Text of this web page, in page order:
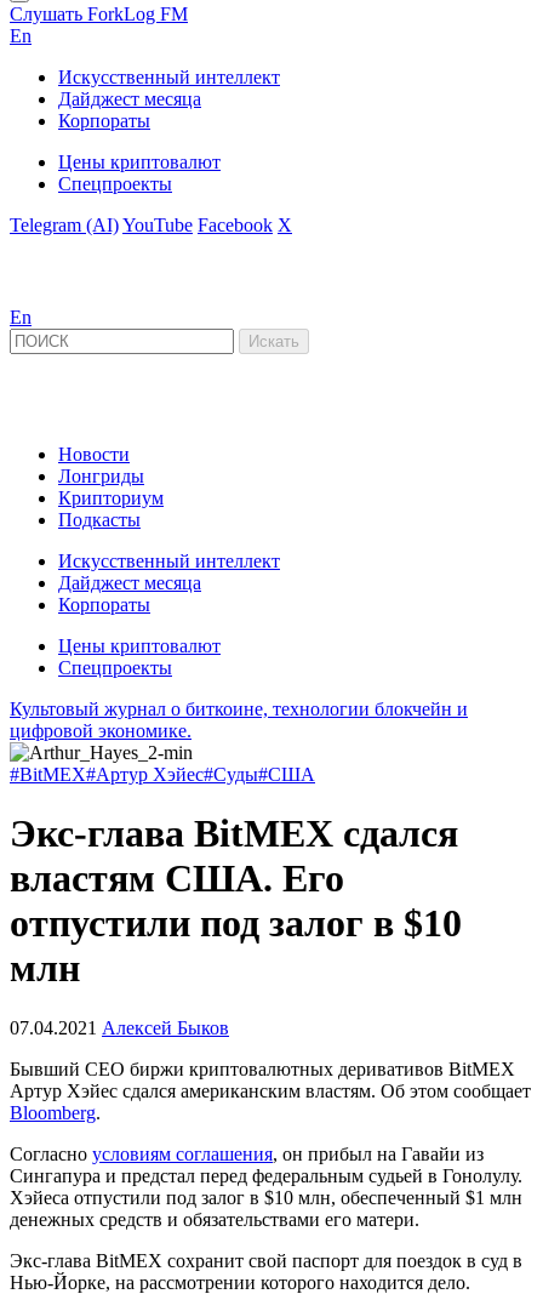
Слушать ForkLog FM
En
Искусственный интеллект
Дайджест месяца
Корпораты
Цены криптовалют
Спецпроекты
Telegram (AI)YouTube Facebook X
En
Новости
Лонгриды
Крипториум
Подкасты
Искусственный интеллект
Дайджест месяца
Корпораты
Цены криптовалют
Спецпроекты
Культовый журнал о биткоине, технологии блокчейн и
цифровой экономике.
#BitMEX#Артур Хэйес#Суды#США
Экс-глава BitMEX сдался
властям США. Его
отпустили под залог в $10
млн
07.04.2021 Алексей Быков
Бывший CEO биржи криптовалютных деривативов BitMEX
Артур Хэйес сдался американским властям. Об этом сообщает
Bloomberg.
Согласно условиям соглашения, он прибыл на Гавайи из
Сингапура и предстал перед федеральным судьей в Гонолулу.
Хэйеса отпустили под залог в $10 млн, обеспеченный $1 млн
денежных средств и обязательствами его матери.
Экс-глава BitMEX сохранит свой паспорт для поездок в суд в
Нью-Йорке, на рассмотрении которого находится дело.